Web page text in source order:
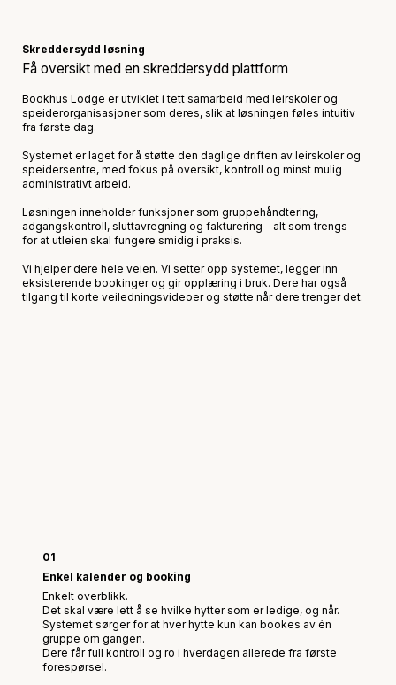
Skreddersydd løsning
Få oversikt med en skreddersydd plattform
Bookhus Lodge er utviklet i tett samarbeid med leirskoler og
speiderorganisasjoner som deres, slik at løsningen føles intuitiv
fra første dag.
Systemet er laget for å støtte den daglige driften av leirskoler og
speidersentre, med fokus på oversikt, kontroll og minst mulig
administrativt arbeid.
Løsningen inneholder funksjoner som gruppehåndtering,
adgangskontroll, sluttavregning og fakturering – alt som trengs
for at utleien skal fungere smidig i praksis.
Vi hjelper dere hele veien. Vi setter opp systemet, legger inn
eksisterende bookinger og gir opplæring i bruk. Dere har også
tilgang til korte veiledningsvideoer og støtte når dere trenger det.
01
Enkel kalender og booking
Enkelt overblikk.
Det skal være lett å se hvilke hytter som er ledige, og når.
Systemet sørger for at hver hytte kun kan bookes av én
gruppe om gangen.
Dere får full kontroll og ro i hverdagen allerede fra første
forespørsel.